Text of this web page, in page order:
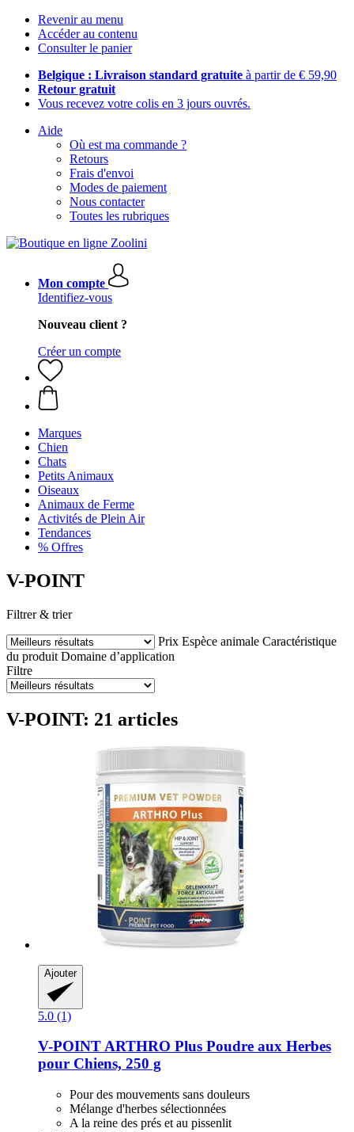
Revenir au menu
Accéder au contenu
Consulter le panier
Belgique : Livraison standard gratuite à partir de € 59,90
Retour gratuit
Vous recevez votre colis en 3 jours ouvrés.
Aide
Où est ma commande ?
Retours
Frais d'envoi
Modes de paiement
Nous contacter
Toutes les rubriques
Mon compte
Identifiez-vous
Nouveau client ?
Créer un compte
Marques
Chien
Chats
Petits Animaux
Oiseaux
Animaux de Ferme
Activités de Plein Air
Tendances
% Offres
V-POINT
Filtrer & trier
Prix Espèce animale Caractéristique
du produit Domaine d’application
Filtre
V-POINT: 21 articles
Ajouter
5.0 (1)
V-POINTARTHRO Plus Poudre aux Herbes
pour Chiens, 250 g
Pour des mouvements sans douleurs
Mélange d'herbes sélectionnées
A la reine des prés et au pissenlit